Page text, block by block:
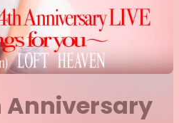
Anniversary